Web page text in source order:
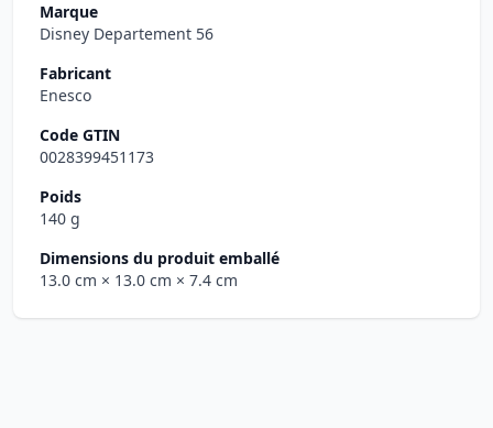
Marque
Disney Departement 56
Fabricant
Enesco
Code GTIN
0028399451173
Poids
140 g
Dimensions du produit emballé
13.0 cm × 13.0 cm × 7.4 cm